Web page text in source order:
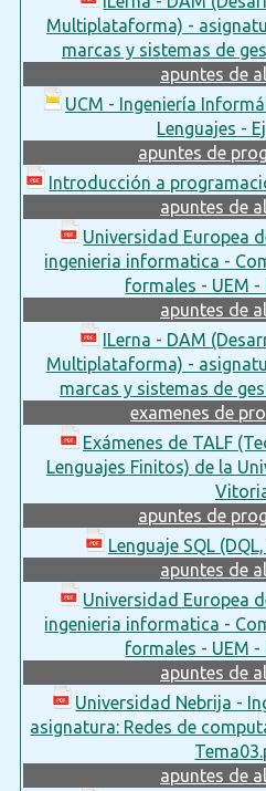
Multiplataforma) -
marcas y sistemas de
apuntes de
UCM - Ingeniería
Lenguajes -
apuntes de
Introducción a
apuntes de
Universidad Europea
ingenieria informatica -
formales - UEM -
apuntes de
ILerna - DAM
Multiplataforma) -
marcas y sistemas de
examenes de
Exámenes de TALF
Lenguajes Finitos) de la
apuntes de
Lenguaje SQL
apuntes de
Universidad Europea
ingenieria informatica -
formales - UEM -
apuntes de
Universidad Nebrija -
asignatura: Redes de
apuntes de